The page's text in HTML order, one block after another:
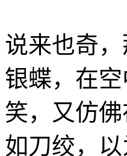
说来也奇
银蝶，在
笑，又仿
如刀绞，